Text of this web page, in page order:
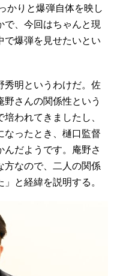
かりと爆弾自体を映し
で、今回はちゃんと現
爆弾を見せたいとい
明というわけだ。佐
さんの関係性という
われてきましたし、
ったとき、樋口監督
だようです。庵野さ
方なので、二人の関係
と経緯を説明する。